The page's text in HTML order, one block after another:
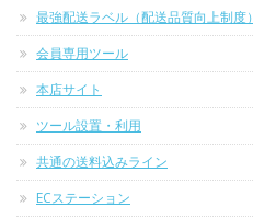
最強配送ラベル（配送品質向上制度）
会員専用ツール
本店サイト
ツール設置・利用
共通の送料込みライン
ECステーション